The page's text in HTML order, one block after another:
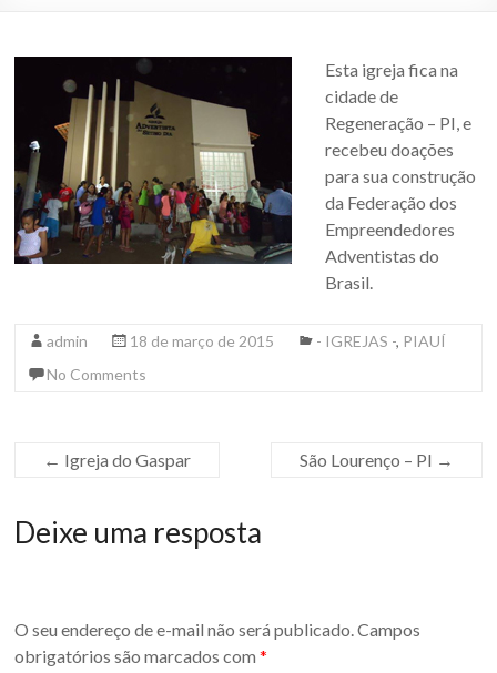
Esta igreja fica na
cidade de
Regeneração – PI, e
recebeu doações
para sua construção
da Federação dos
Empreendedores
Adventistas do
Brasil.
admin 18 de março de 2015 - IGREJAS -, PIAUÍ
No Comments
← Igreja do Gaspar São Lourenço – PI →
Deixe uma resposta
O seu endereço de e-mail não será publicado.Campos
obrigatórios são marcados com*